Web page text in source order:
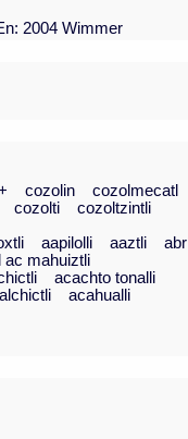
2004 Wimmer
cozolin
cozolmecatl
cozolti
cozoltzintli
aapilolli aaztli
ac mahuiztli
acachto tonalli
acahualli